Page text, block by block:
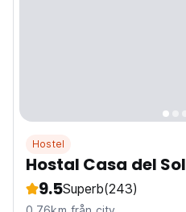
Hostel
Hostal Casa del Sol
9.5Superb(243)